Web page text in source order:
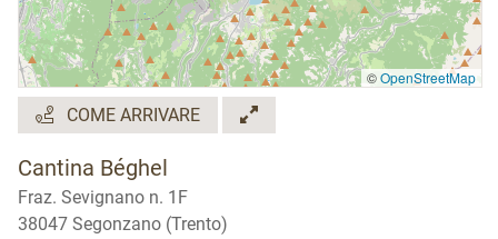
©OpenStreetMap
COME ARRIVARE
Cantina Béghel
Fraz. Sevignano n. 1F
38047 Segonzano (Trento)